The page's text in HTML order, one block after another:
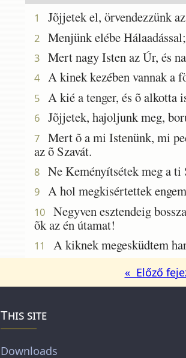
1 Jõjjetek el, örvendezzünk
2 Menjünk elébe
3 Mert nagy Isten az Úr, és
4 A kinek kezében vannak a
5 A kié a tenger, és õ alkotta
6 Jõjjetek, hajoljunk meg,
7
Mert õ a mi Istenünk, mi
az õ Szavát.
8 Ne Keményítsétek meg a
9 A hol megkisértettek
10
Negyven esztendeig
õk az én útamat!
11 A kiknek megesküdtem
« Előző
This site
Downloads